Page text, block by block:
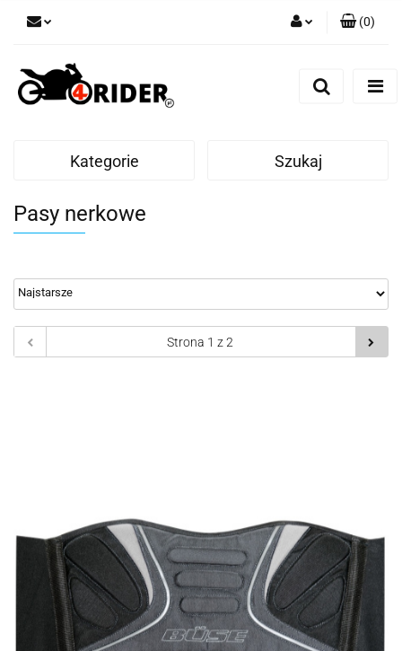
(0)
Kategorie Szukaj
Pasy nerkowe